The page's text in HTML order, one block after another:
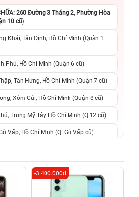
260 Đường 3 Tháng 2, Phường Hòa
10 cũ)
Khải, Tân Định, Hồ Chí Minh (Quận 1
Phú, Hồ Chí Minh (Quận 6 cũ)
Tân Hưng, Hồ Chí Minh (Quận 7 cũ)
Xóm Củi, Hồ Chí Minh (Quận 8 cũ)
Trung Mỹ Tây, Hồ Chí Minh (Q.12 cũ)
Vấp, Hồ Chí Minh (Q. Gò Vấp cũ)
Phú, Hồ Chí Minh (Quận Tân Phú cũ)
Nhơn Phú, Hồ Chí Minh (Q.9 TP. Thủ
Đức, Hồ Chí Minh (Bình Thọ, TP. Thủ
-3.400.000đ